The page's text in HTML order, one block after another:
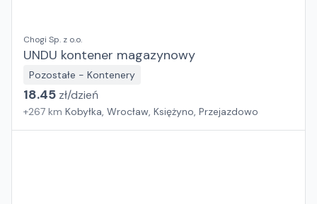
Chogi Sp. z o.o.
UNDU kontener magazynowy
Pozostałe - Kontenery
18.45 zł/dzień
+267 km Kobyłka, Wrocław, Księżyno, Przejazdowo